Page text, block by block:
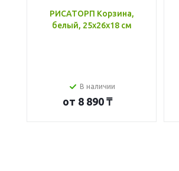
РИСАТОРП Корзина,
белый, 25x26x18 см
В наличии
от 8 890 ₸